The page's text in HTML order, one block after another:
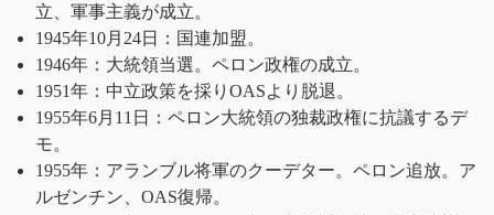
立、軍事主義が成立。
1945年10月24日：国連加盟。
1946年：大統領当選。ペロン政権の成立。
1951年：中立政策を採りOASより脱退。
1955年6月11日：ペロン大統領の独裁政権に抗議するデ
モ。
1955年：アランブル将軍のクーデター。ペロン追放。ア
ルゼンチン、OAS復帰。